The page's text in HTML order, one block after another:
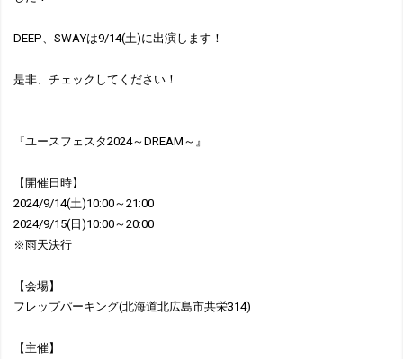
DEEP、SWAYは9/14(土)に出演します！
是非、チェックしてください！
『ユースフェスタ2024～DREAM～』
【開催日時】
2024/9/14(土)10:00～21:00
2024/9/15(日)10:00～20:00
※雨天決行
【会場】
フレップパーキング(北海道北広島市共栄314)
【主催】